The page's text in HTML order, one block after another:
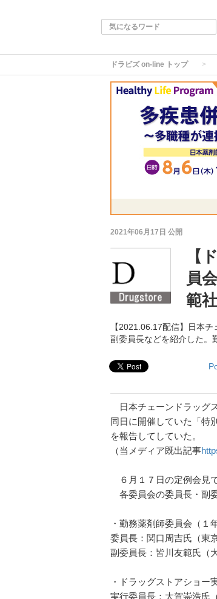
ドラビズ on-line トップ
2021年06月17日 公開
【
員
範
【2021.06.17配信】日本
副委員長などを紹介した。
日本チェーンドラッグ
同日に開催していた「特
を報告してしていた。
（当メディア既出記事
６月１７日の定例会見
各委員会の委員長・副
・勤務薬剤師委員会（１
委員長：関口周吉氏（東
副委員長：皆川友範氏（
・ドラッグストアショー
実行委員長：大賀崇浩氏